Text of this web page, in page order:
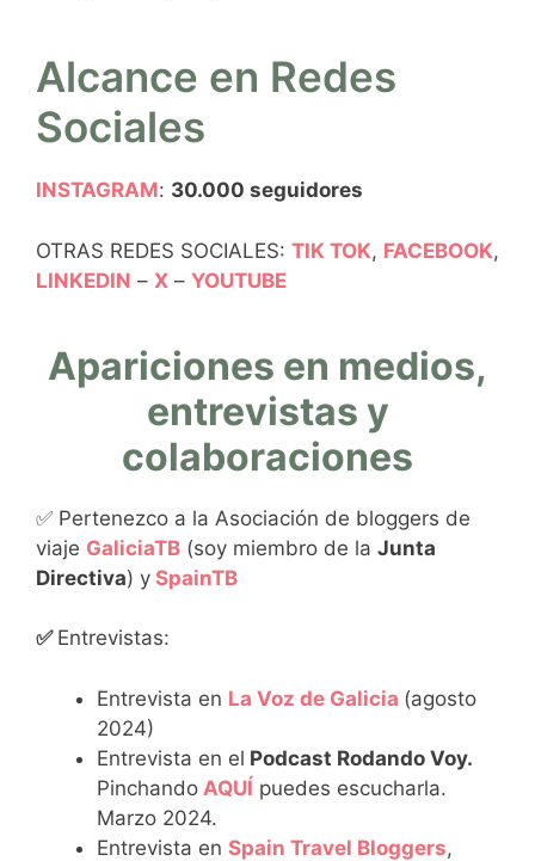
Alcance en Redes
Sociales
INSTAGRAM: 30.000 seguidores
OTRAS REDES SOCIALES: TIK TOK, FACEBOOK,
LINKEDIN – X – YOUTUBE
Apariciones en medios,
entrevistas y
colaboraciones
✅ Pertenezco a la Asociación de bloggers de
viaje GaliciaTB (soy miembro de la Junta
Directiva) y SpainTB
✅ Entrevistas:
Entrevista en La Voz de Galicia (agosto
2024)
Entrevista en el Podcast Rodando Voy.
Pinchando AQUÍ puedes escucharla.
Marzo 2024.
Entrevista en Spain Travel Bloggers,